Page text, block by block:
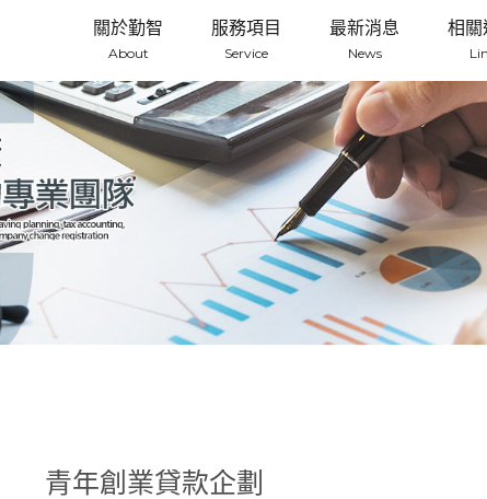
關於勤智
About
服務項目
Service
最新消息
News
相關
青年創業貸款企劃